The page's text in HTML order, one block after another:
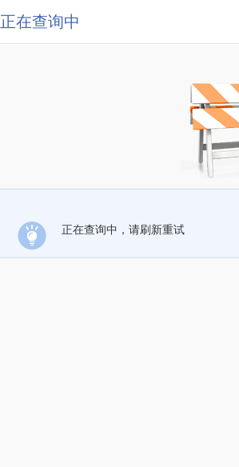
正在查询中
正在查询中，请刷新重试